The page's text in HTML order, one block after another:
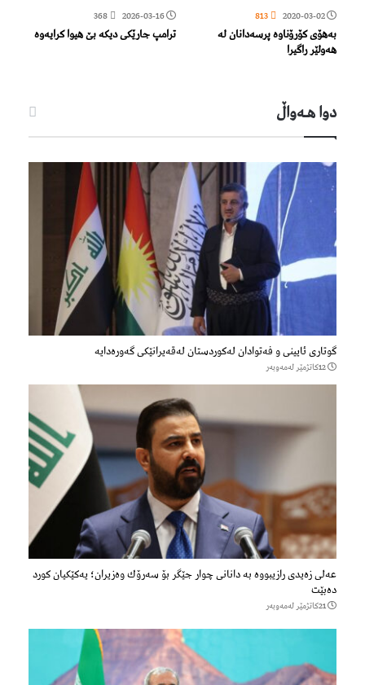
2020-03-02
813
بەهۆی كۆرۆناوە پرسەدانان لە
هەولێر راگیرا
2026-03-16
368
ترامپ جارێکی دیکە بێ هیوا کرایەوە
دوا هـه‌واڵ
گوتاری ئایینی و فەتوادان لەکوردستان لەقەیرانێکی گەورەدایە
12كاتژمێر لەمەوبەر
عەلی زەیدی رازیبووە بە دانانی چوار جێگر بۆ سەرۆك وەزیران؛ یەكێكیان كورد
دەبێت
21كاتژمێر لەمەوبەر